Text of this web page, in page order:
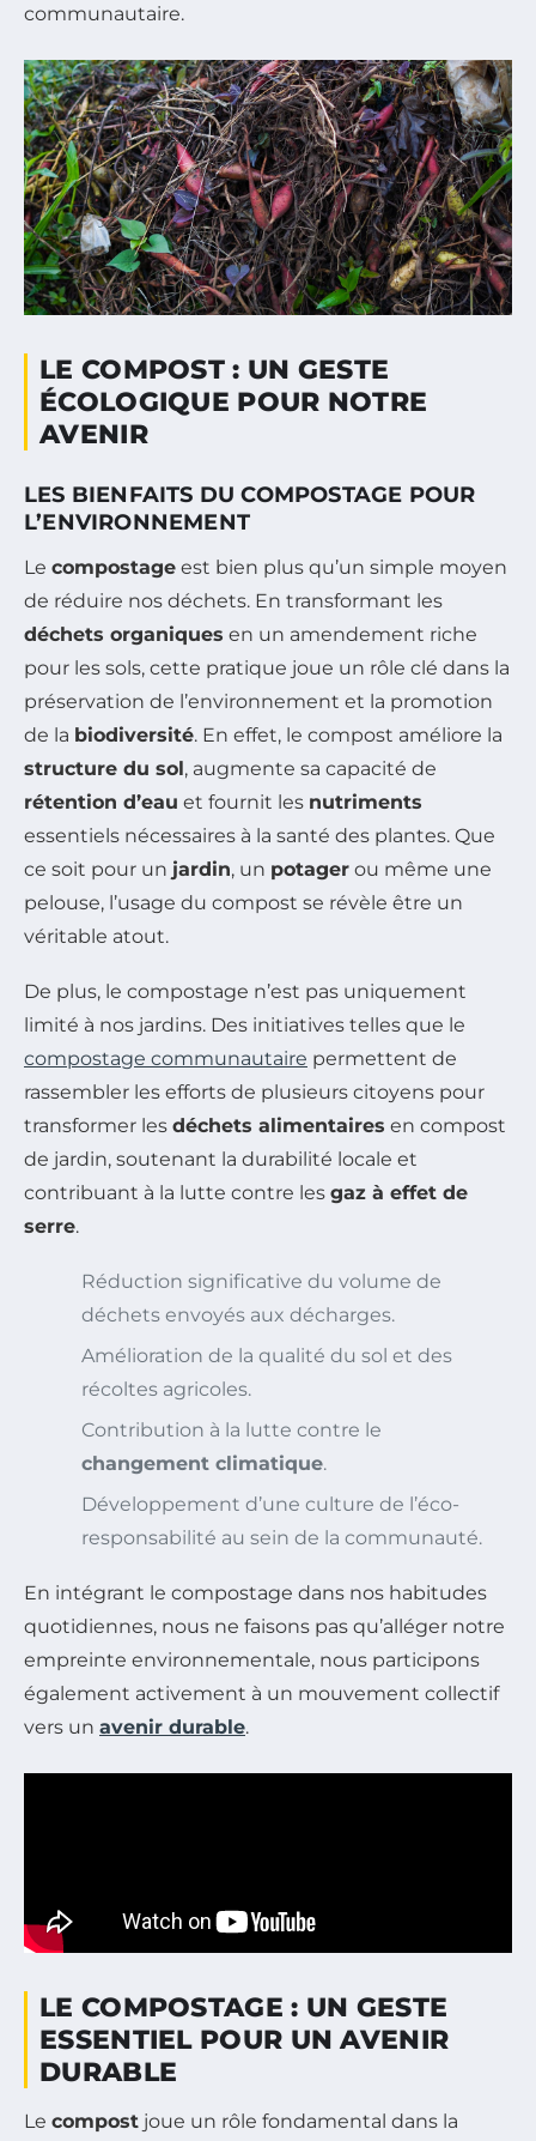
communautaire.
LE COMPOST : UN GESTE
ÉCOLOGIQUE POUR NOTRE
AVENIR
LES BIENFAITS DU COMPOSTAGE POUR
L’ENVIRONNEMENT
Le compostage est bien plus qu’un simple moyen
de réduire nos déchets. En transformant les
déchets organiques en un amendement riche
pour les sols, cette pratique joue un rôle clé dans la
préservation de l’environnement et la promotion
de la biodiversité. En effet, le compost améliore la
structure du sol, augmente sa capacité de
rétention d’eau et fournit les nutriments
essentiels nécessaires à la santé des plantes. Que
ce soit pour un jardin, un potager ou même une
pelouse, l’usage du compost se révèle être un
véritable atout.
De plus, le compostage n’est pas uniquement
limité à nos jardins. Des initiatives telles que le
compostage communautaire permettent de
rassembler les efforts de plusieurs citoyens pour
transformer les déchets alimentaires en compost
de jardin, soutenant la durabilité locale et
contribuant à la lutte contre les gaz à effet de
serre.
Réduction significative du volume de
déchets envoyés aux décharges.
Amélioration de la qualité du sol et des
récoltes agricoles.
Contribution à la lutte contre le
changement climatique.
Développement d’une culture de l’éco-
responsabilité au sein de la communauté.
En intégrant le compostage dans nos habitudes
quotidiennes, nous ne faisons pas qu’alléger notre
empreinte environnementale, nous participons
également activement à un mouvement collectif
vers un avenir durable.
LE COMPOSTAGE : UN GESTE
ESSENTIEL POUR UN AVENIR
DURABLE
Le compost joue un rôle fondamental dans la